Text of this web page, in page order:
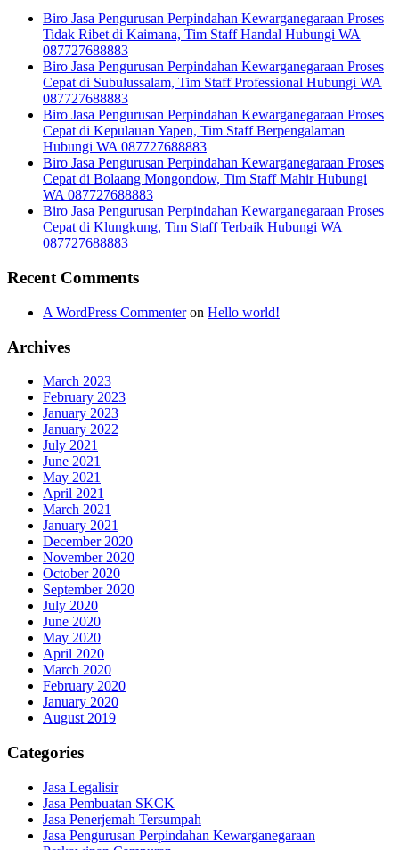
Biro Jasa Pengurusan Perpindahan Kewarganegaraan Proses
Tidak Ribet di Kaimana, Tim Staff Handal Hubungi WA
087727688883
Biro Jasa Pengurusan Perpindahan Kewarganegaraan Proses
Cepat di Subulussalam, Tim Staff Professional Hubungi WA
087727688883
Biro Jasa Pengurusan Perpindahan Kewarganegaraan Proses
Cepat di Kepulauan Yapen, Tim Staff Berpengalaman
Hubungi WA 087727688883
Biro Jasa Pengurusan Perpindahan Kewarganegaraan Proses
Cepat di Bolaang Mongondow, Tim Staff Mahir Hubungi
WA 087727688883
Biro Jasa Pengurusan Perpindahan Kewarganegaraan Proses
Cepat di Klungkung, Tim Staff Terbaik Hubungi WA
087727688883
Recent Comments
A WordPress Commenteron Hello world!
Archives
March 2023
February 2023
January 2023
January 2022
July 2021
June 2021
May 2021
April 2021
March 2021
January 2021
December 2020
November 2020
October 2020
September 2020
July 2020
June 2020
May 2020
April 2020
March 2020
February 2020
January 2020
August 2019
Categories
Jasa Legalisir
Jasa Pembuatan SKCK
Jasa Penerjemah Tersumpah
Jasa Pengurusan Perpindahan Kewarganegaraan